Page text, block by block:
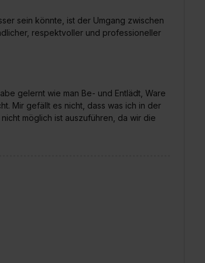
sein könnte, ist der Umgang zwischen
respektvoller und professioneller
gelernt wie man Be- und Entlädt, Ware
Mir gefällt es nicht, dass was ich in der
möglich ist auszuführen, da wir die